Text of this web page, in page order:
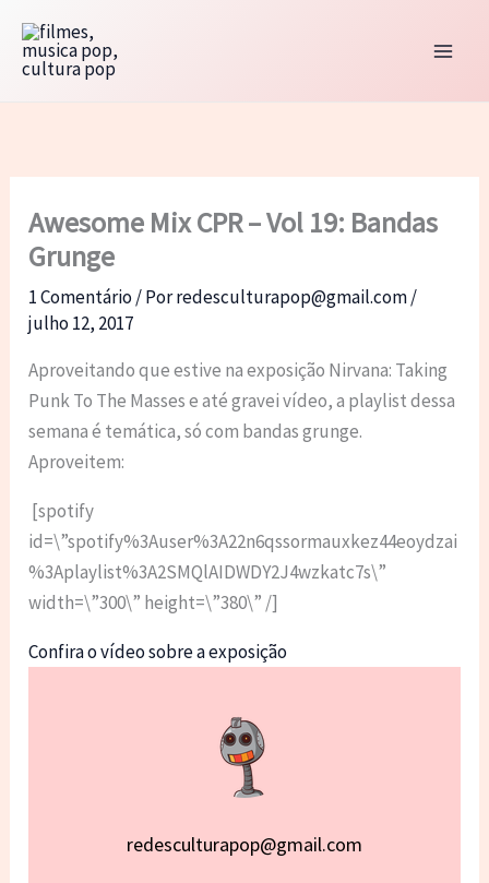
para
Awesome Mix CPR – Vol 19: Bandas
Grunge
1 Comentário/ Porredesculturapop@gmail.com/
julho 12, 2017
Aproveitando que estive na exposição Nirvana: Taking
Punk To The Masses e até gravei vídeo, a playlist dessa
semana é temática, só com bandas grunge.
Aproveitem:
[spotify
id=\”spotify%3Auser%3A22n6qssormauxkez44eoydzai
%3Aplaylist%3A2SMQlAIDWDY2J4wzkatc7s\”
width=\”300\” height=\”380\” /]
Confira o vídeo sobre a exposição
redesculturapop@gmail.com